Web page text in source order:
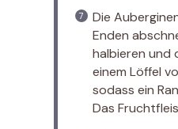
Die
Enden
halbieren und
einem Löffel
sodass ein
Das